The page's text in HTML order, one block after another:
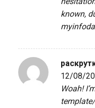
known,
12/08/
Woah!